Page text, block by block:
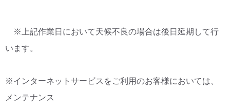
※上記作業日において天候不良の場合は後日延期して行
います。
※インターネットサービスをご利用のお客様においては、
メンテナンス